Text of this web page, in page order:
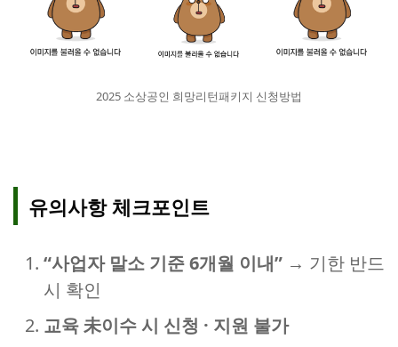
2025 소상공인 희망리턴패키지 신청방법
유의사항 체크포인트
“사업자 말소 기준 6개월 이내” → 기한 반드
시 확인
교육 未이수 시 신청 · 지원 불가